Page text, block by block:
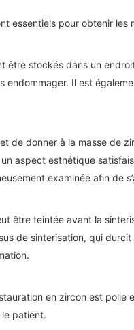
essentiels pour obtenir les
stockés dans un
Il est
de donner à la masse de
aspect esthétique
examinée afin de
être teintée avant la
de sinterisation, qui
en zircon est
patient.